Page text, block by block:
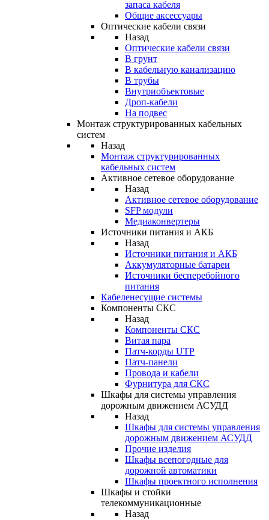
запаса кабеля
Общие аксессуары
Оптические кабели связи
Назад
Оптические кабели связи
В грунт
В кабельную канализацию
В трубы
Внутриобъектовые
Дроп-кабели
На подвес
Монтаж структурированных кабельных
систем
Назад
Монтаж структурированных
кабельных систем
Активное сетевое оборудование
Назад
Активное сетевое оборудование
SFP модули
Медиаконвертеры
Источники питания и АКБ
Назад
Источники питания и АКБ
Аккумуляторные батареи
Источники бесперебойного
питания
Кабеленесущие системы
Компоненты СКС
Назад
Компоненты СКС
Витая пара
Патч-корды UTP
Патч-панели
Провода и кабели
Фурнитура для СКС
Шкафы для системы управления
дорожным движением АСУДД
Назад
Шкафы для системы управления
дорожным движением АСУДД
Прочие изделия
Шкафы всепогодные для
дорожной автоматики
Шкафы проектного исполнения
Шкафы и стойки
телекоммуникационные
Назад